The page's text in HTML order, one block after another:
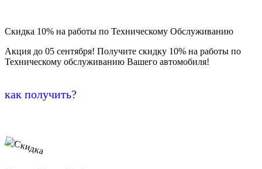
Скидка 10% на работы по Техническому Обслуживанию
Акция до 05 сентября! Получите скидку 10% на работы по
Техническому обслуживанию Вашего автомобиля!
как получить?